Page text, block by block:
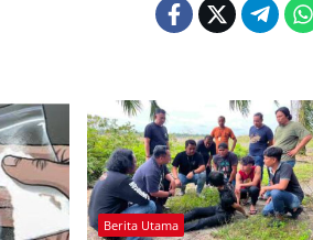
Berita Utama